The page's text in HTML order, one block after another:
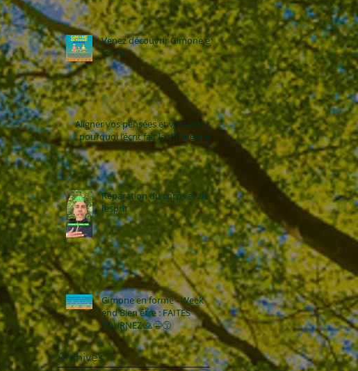
Venez découvrir Gimone en
forme !
Aligner vos pensées et vos actions
: pourquoi l’écrit fait la différence !
Réparation du corps et de
l’esprit
Gimone en forme - Week
end Bien être : FAITES
TOURNEZ 🙏😁😙
Archives